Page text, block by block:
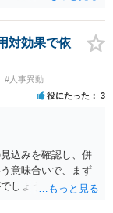
対効果で依
#人事異動
役にたった 3
込みを確認し、併
意味合いで、まず
しょうか。 上記、